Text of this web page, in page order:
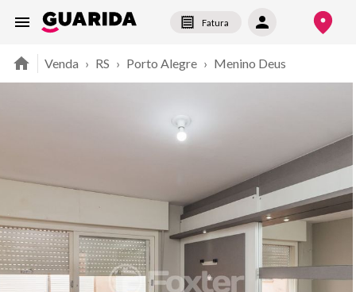
Fatura
Venda › RS › Porto Alegre › Menino Deus